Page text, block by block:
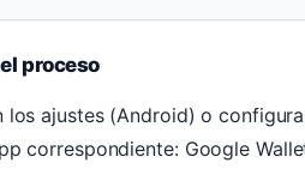
proceso
los ajustes (Android) o
correspondiente: Google